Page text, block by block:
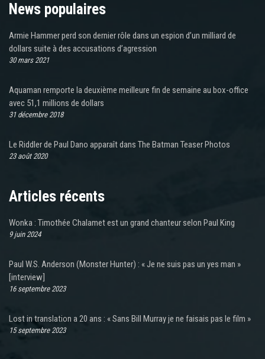
News populaires
Armie Hammer perd son dernier rôle dans un espion d’un milliard de
dollars suite à des accusations d’agression
30 mars 2021
Aquaman remporte la deuxième meilleure fin de semaine au box-office
avec 51,1 millions de dollars
31 décembre 2018
Le Riddler de Paul Dano apparaît dans The Batman Teaser Photos
23 août 2020
Articles récents
Wonka : Timothée Chalamet est un grand chanteur selon Paul King
9 juin 2024
Paul W.S. Anderson (Monster Hunter) : « Je ne suis pas un yes man »
[interview]
16 septembre 2023
Lost in translation a 20 ans : « Sans Bill Murray je ne faisais pas le film »
15 septembre 2023